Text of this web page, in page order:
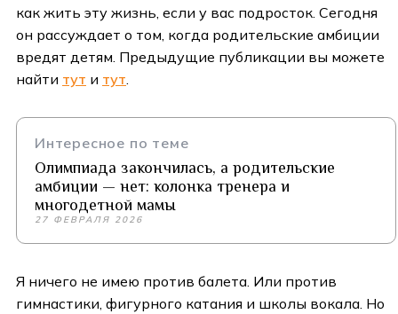
как жить эту жизнь, если у вас подросток. Сегодня
он рассуждает о том, когда родительские амбиции
вредят детям. Предыдущие публикации вы можете
найти тут и тут
Интересное по теме
Олимпиада закончилась, а родительские
амбиции — нет: колонка тренера и
многодетной мамы
27 ФЕВРАЛЯ 2026
Я ничего не имею против балета. Или против
гимнастики, фигурного катания и школы вокала. Но